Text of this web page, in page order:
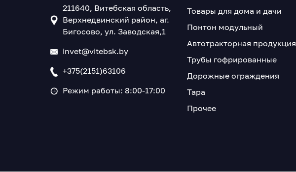
211640, Витебская область,
Верхнедвинский район, аг.
Бигосово, ул. Заводская,1
invet@vitebsk.by
+375(2151)63106
Режим работы: 8:00-17:00
Товары для дома и дачи
Понтон модульный
Автотракторная продукция
Трубы гофрированные
Дорожные ограждения
Тара
Прочее